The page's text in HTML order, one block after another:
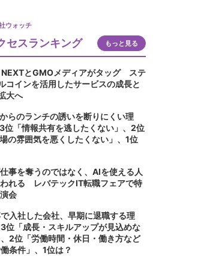
ウォッチ
セスランキング もっと見る
NEXTとGMOメディアがタッグ ステ
コインを活用したサービスの成長と
大へ
からのランチの誘いを断りにくい理
「情報共有を逃したくない」、2位
場の雰囲気を悪くしたくない」、1位
事を奪うのではなく、AIを使える人
れる レバテックIT転職フェアで特
会
入社した会社、早期に退職する理
「成長・スキルアップが見込めな
2位「労働時間・休日・働き方など
条件」、1位は？